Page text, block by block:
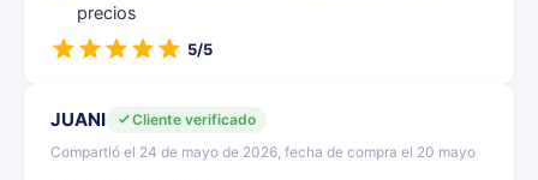
precios
5/5
JUANI
Cliente verificado
Compartió el 24 de mayo de 2026, fecha de compra el 20 mayo